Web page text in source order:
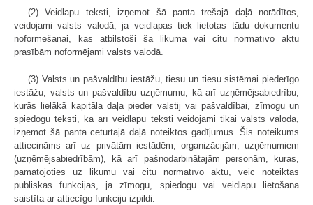
(2) Veidlapu teksti, izņemot šā panta trešajā daļā norādītos,
veidojami valsts valodā, ja veidlapas tiek lietotas tādu dokumentu
noformēšanai, kas atbilstoši šā likuma vai citu normatīvo aktu
prasībām noformējami valsts valodā.
(3) Valsts un pašvaldību iestāžu, tiesu un tiesu sistēmai piederīgo
iestāžu, valsts un pašvaldību uzņēmumu, kā arī uzņēmējsabiedrību,
kurās lielākā kapitāla daļa pieder valstij vai pašvaldībai, zīmogu un
spiedogu teksti, kā arī veidlapu teksti veidojami tikai valsts valodā,
izņemot šā panta ceturtajā daļā noteiktos gadījumus. Šis noteikums
attiecināms arī uz privātām iestādēm, organizācijām, uzņēmumiem
(uzņēmējsabiedrībām), kā arī pašnodarbinātajām personām, kuras,
pamatojoties uz likumu vai citu normatīvo aktu, veic noteiktas
publiskas funkcijas, ja zīmogu, spiedogu vai veidlapu lietošana
saistīta ar attiecīgo funkciju izpildi.